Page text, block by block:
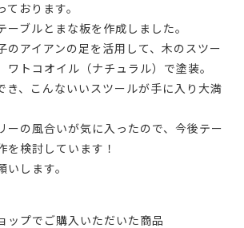
ております。
ーブルとまな板を作成しました。
のアイアンの足を活用して、木のスツー
ワトコオイル（ナチュラル）で塗装。
き、こんないいスツールが手に入り大満
ーの風合いが気に入ったので、今後テー
を検討しています！
いします。
ップでご購入いただいた商品